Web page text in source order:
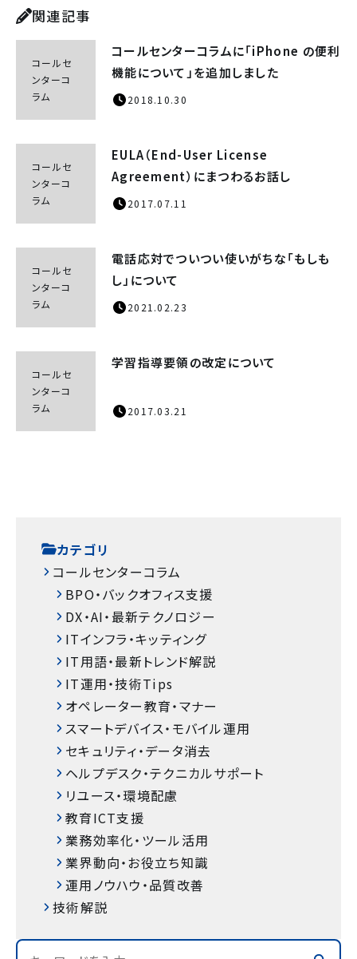
カテゴリ
コールセンターコラム
BPO・バックオフィス支援
DX・AI・最新テクノロジー
ITインフラ・キッティング
IT用語・最新トレンド解説
IT運用・技術Tips
オペレーター教育・マナー
スマートデバイス・モバイル運用
セキュリティ・データ消去
ヘルプデスク・テクニカルサポート
リユース・環境配慮
教育ICT支援
業務効率化・ツール活用
業界動向・お役立ち知識
運用ノウハウ・品質改善
技術解説
関連記事
コールセ
ンターコ
ラム
コールセンターコラムに「iPhone の便利
機能について」を追加しました
2018.10.30
コールセ
ンターコ
ラム
EULA（End-User License
Agreement）にまつわるお話し
2017.07.11
コールセ
ンターコ
ラム
電話応対でついつい使いがちな「もしも
し」について
2021.02.23
コールセ
ンターコ
ラム
学習指導要領の改定について
2017.03.21